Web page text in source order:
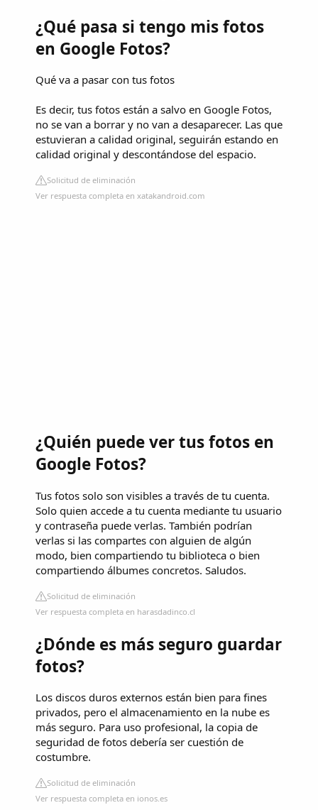
¿Qué pasa si tengo mis fotos
en Google Fotos?
Qué va a pasar con tus fotos
Es decir, tus fotos están a salvo en Google Fotos,
no se van a borrar y no van a desaparecer. Las que
estuvieran a calidad original, seguirán estando en
calidad original y descontándose del espacio.
Solicitud de eliminación
Ver respuesta completa en xatakandroid.com
¿Quién puede ver tus fotos en
Google Fotos?
Tus fotos solo son visibles a través de tu cuenta.
Solo quien accede a tu cuenta mediante tu usuario
y contraseña puede verlas. También podrían
verlas si las compartes con alguien de algún
modo, bien compartiendo tu biblioteca o bien
compartiendo álbumes concretos. Saludos.
Solicitud de eliminación
Ver respuesta completa en harasdadinco.cl
¿Dónde es más seguro guardar
fotos?
Los discos duros externos están bien para fines
privados, pero el almacenamiento en la nube es
más seguro. Para uso profesional, la copia de
seguridad de fotos debería ser cuestión de
costumbre.
Solicitud de eliminación
Ver respuesta completa en ionos.es